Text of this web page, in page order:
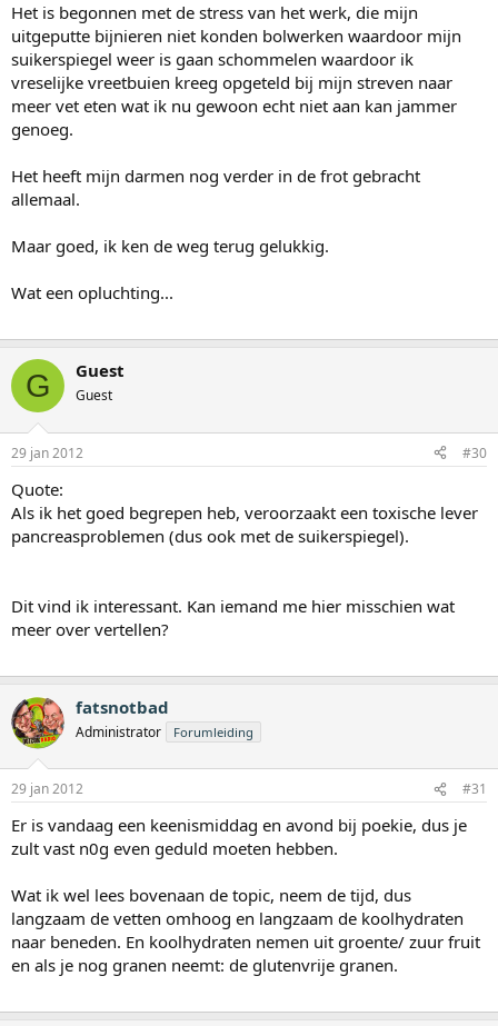
Het is begonnen met de stress van het werk, die mijn
uitgeputte bijnieren niet konden bolwerken waardoor mijn
suikerspiegel weer is gaan schommelen waardoor ik
vreselijke vreetbuien kreeg opgeteld bij mijn streven naar
meer vet eten wat ik nu gewoon echt niet aan kan jammer
genoeg.
Het heeft mijn darmen nog verder in de frot gebracht
allemaal.
Maar goed, ik ken de weg terug gelukkig.
Wat een opluchting...
G Guest
Guest
29 jan 2012 #30
Quote:
Als ik het goed begrepen heb, veroorzaakt een toxische lever
pancreasproblemen (dus ook met de suikerspiegel).
Dit vind ik interessant. Kan iemand me hier misschien wat
meer over vertellen?
fatsnotbad
Administrator Forumleiding
29 jan 2012 #31
Er is vandaag een keenismiddag en avond bij poekie, dus je
zult vast n0g even geduld moeten hebben.
Wat ik wel lees bovenaan de topic, neem de tijd, dus
langzaam de vetten omhoog en langzaam de koolhydraten
naar beneden. En koolhydraten nemen uit groente/ zuur fruit
en als je nog granen neemt: de glutenvrije granen.